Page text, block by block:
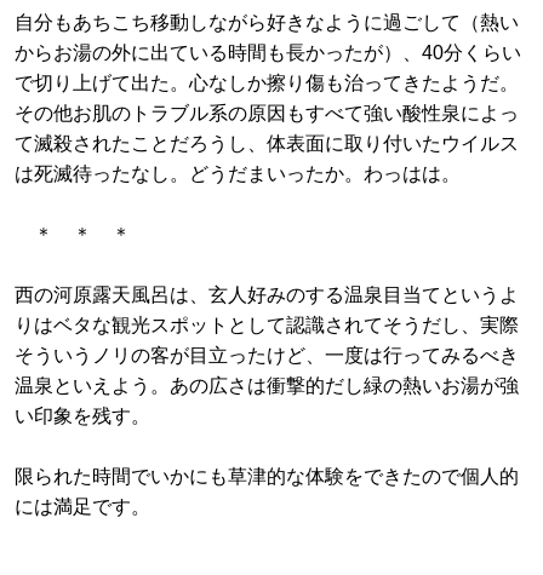
自分もあちこち移動しながら好きなように過ごして（熱い
からお湯の外に出ている時間も長かったが）、40分くらい
で切り上げて出た。心なしか擦り傷も治ってきたようだ。
その他お肌のトラブル系の原因もすべて強い酸性泉によっ
て滅殺されたことだろうし、体表面に取り付いたウイルス
は死滅待ったなし。どうだまいったか。わっはは。
＊ ＊ ＊
西の河原露天風呂は、玄人好みのする温泉目当てというよ
りはベタな観光スポットとして認識されてそうだし、実際
そういうノリの客が目立ったけど、一度は行ってみるべき
温泉といえよう。あの広さは衝撃的だし緑の熱いお湯が強
い印象を残す。
限られた時間でいかにも草津的な体験をできたので個人的
には満足です。